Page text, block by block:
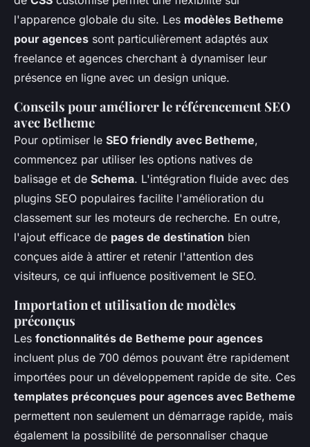
l'apparence globale du site. Les modèles Betheme
pour agences sont particulièrement adaptés aux
freelance et agences cherchant à dynamiser leur
présence en ligne avec un design unique.
Conseils pour améliorer le référencement SEO
avec Betheme
Pour optimiser le SEO friendly avec Betheme,
commencez par utiliser les options natives de
balisage et de Schema. L'intégration fluide avec des
plugins SEO populaires facilite l'amélioration du
classement sur les moteurs de recherche. En outre,
l'ajout efficace de pages de destination bien
conçues aide à attirer et retenir l'attention des
visiteurs, ce qui influence positivement le SEO.
Importation et utilisation de modèles
préconçus
Les fonctionnalités de Betheme pour agences
incluent plus de 700 démos pouvant être rapidement
importées pour un développement rapide de site. Ces
templates préconçues pour agences avec Betheme
permettent non seulement un démarrage rapide, mais
également la possibilité de personnaliser chaque